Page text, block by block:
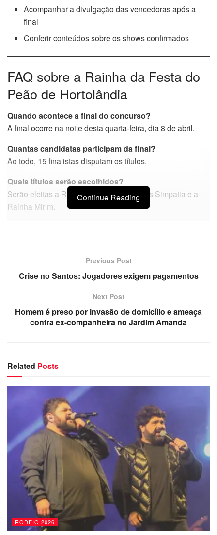
Acompanhar a divulgação das vencedoras após a
final
Conferir conteúdos sobre os shows confirmados
FAQ sobre a Rainha da Festa do
Peão de Hortolândia
Quando acontece a final do concurso?
A final ocorre na noite desta quarta-feira, dia 8 de abril.
Quantas candidatas participam da final?
Ao todo, 15 finalistas disputam os títulos.
Quais títulos serão escolhidos?
Serão eleitas a Rainha, a Princesa, a Miss Simpatia e a
Rainha Mirim.
Continue Reading
Previous Post
Crise no Santos: Jogadores exigem pagamentos
Next Post
Homem é preso por invasão de domicílio e ameaça
contra ex-companheira no Jardim Amanda
Related Posts
RODEIO 2026